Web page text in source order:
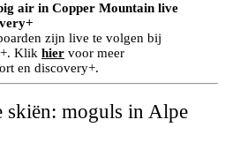
air in Copper Mountain live
zijn live te volgen bij
Klik hier voor meer
en discovery+.
skiën: moguls in Alpe